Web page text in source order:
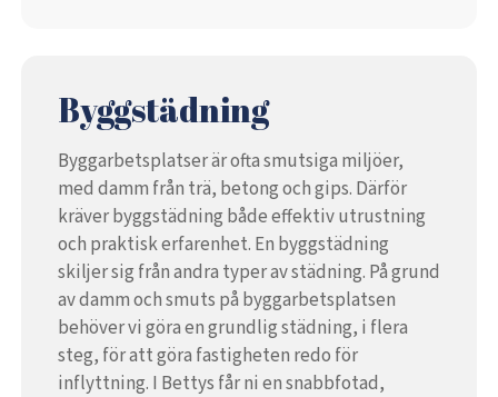
Byggstädning
Byggarbetsplatser är ofta smutsiga miljöer,
med damm från trä, betong och gips. Därför
kräver byggstädning både effektiv utrustning
och praktisk erfarenhet. En byggstädning
skiljer sig från andra typer av städning. På grund
av damm och smuts på byggarbetsplatsen
behöver vi göra en grundlig städning, i flera
steg, för att göra fastigheten redo för
inflyttning. I Bettys får ni en snabbfotad,